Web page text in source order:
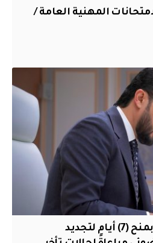
المهنية العامة /
وزير الاتصالات يوجه بمنح (7) أيام لتجديد